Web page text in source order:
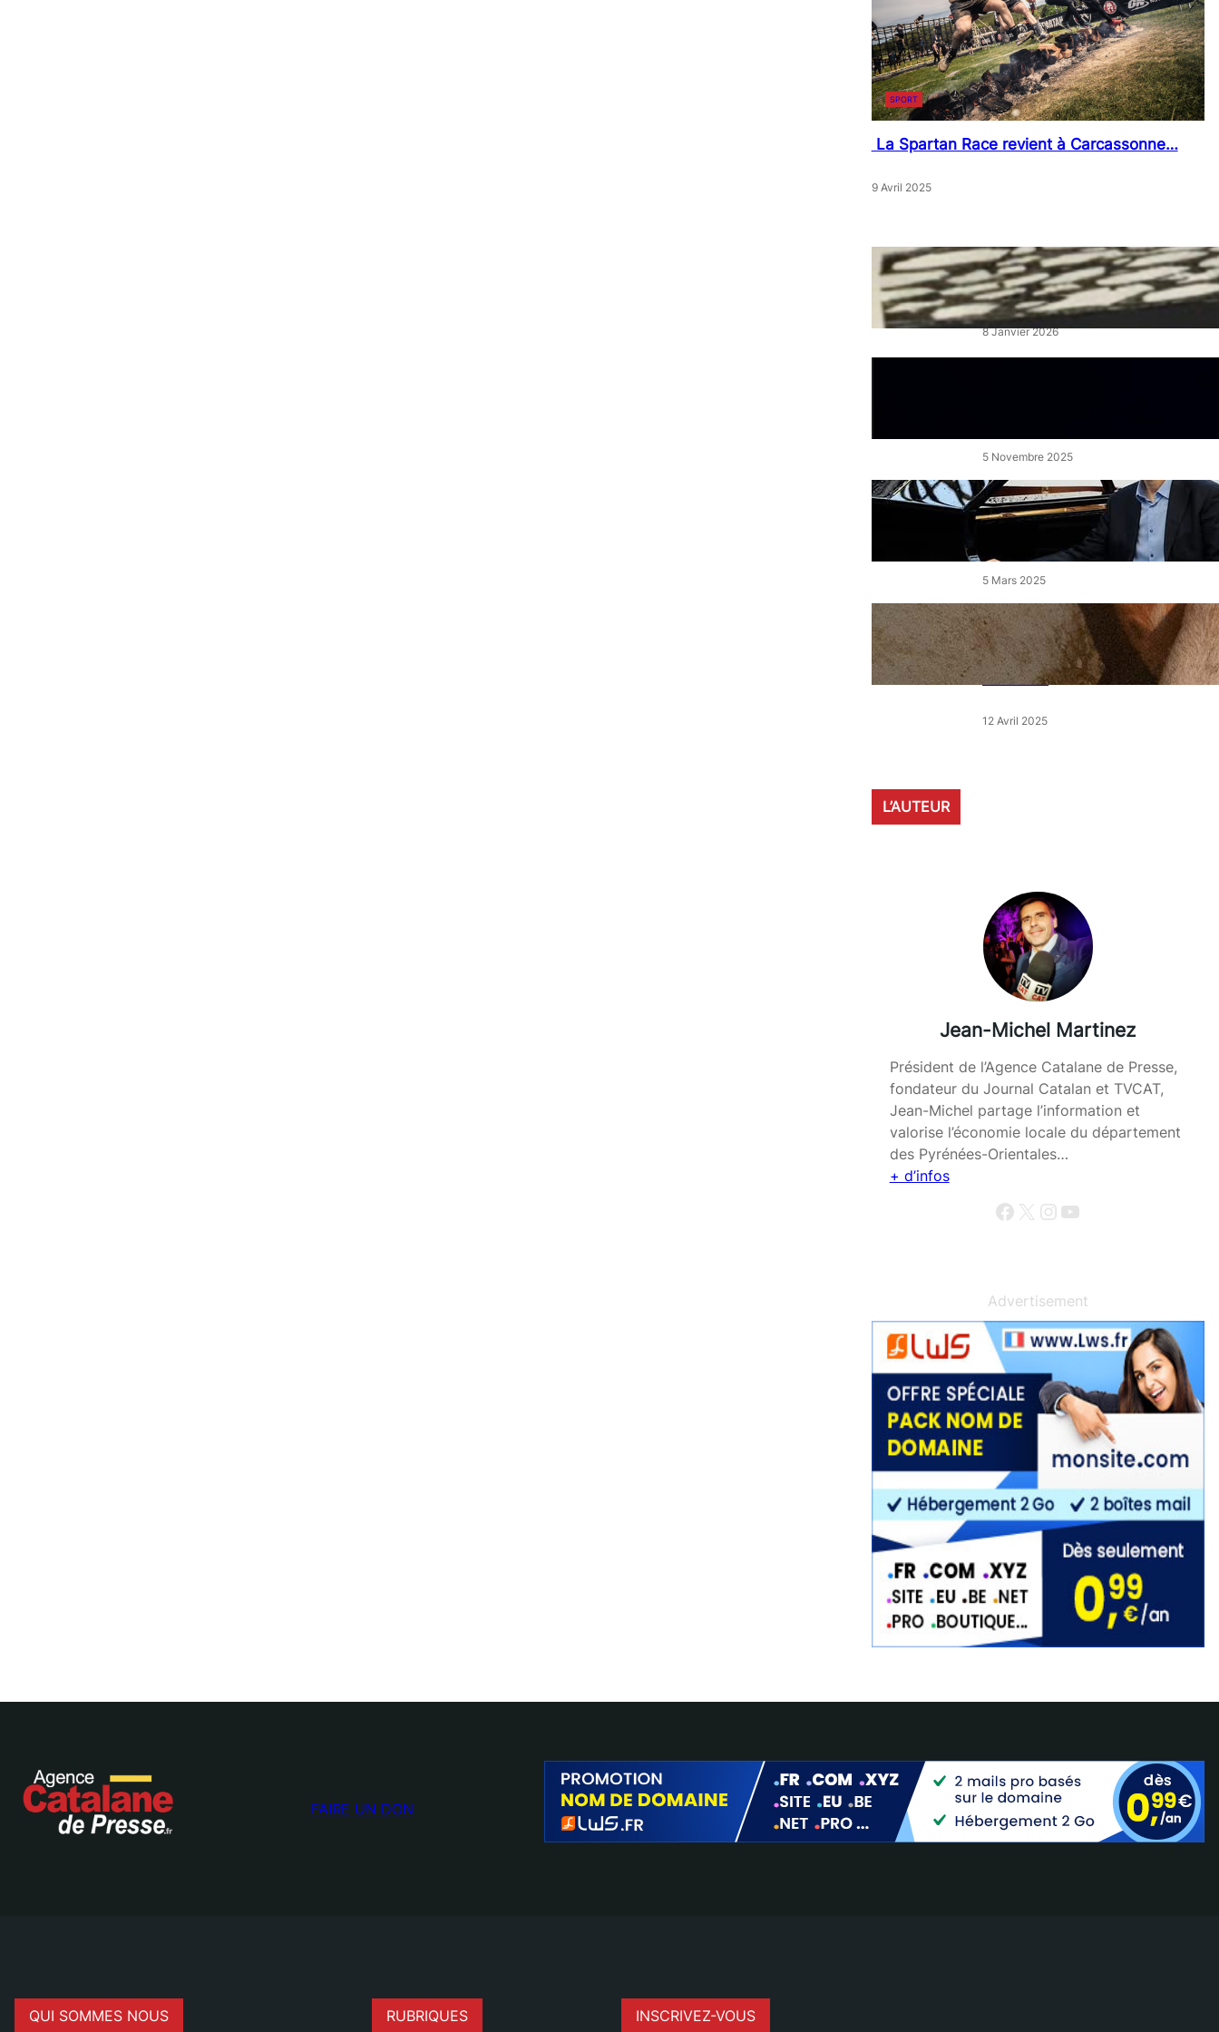
SPORT
La Spartan Race revient à Carcassonne…
9 Avril 2025
« Artistes en Vitrine »: L’éclat
qui réveille les cœurs de ville
8 Janvier 2026
5 Novembre 2025
« Le Disciple » de Mikhaïl
Rudy à Perpignan le vendredi
5 Mars 2025
« Qui est le moins clair » : ce
samedi, 30 actions partout en
France devant les magasins
E.Leclerc
12 Avril 2025
L’AUTEUR
Jean-Michel Martinez
Président de l’Agence Catalane de Presse,
fondateur du Journal Catalan et TVCAT,
Jean-Michel partage l’information et
valorise l’économie locale du département
des Pyrénées-Orientales…
+ d’infos
Facebook X InstagramYouTube
Advertisement
FAIRE UN DON
QUI SOMMES NOUS RUBRIQUES INSCRIVEZ-VOUS